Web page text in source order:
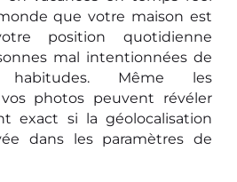
que votre maison est
position quotidienne
mal intentionnées de
Même les
photos peuvent révéler
exact si la géolocalisation
dans les paramètres de